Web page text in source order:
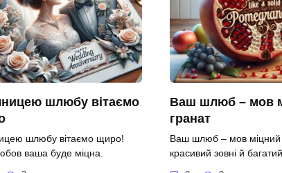
шлюбу вітаємо
шлюбу вітаємо щиро!
ваша буде міцна.
Ваш шлюб – мов
гранат
Ваш шлюб – мов міцний
красивий зовні й багатий